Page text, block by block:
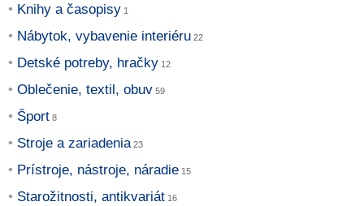
Knihy a časopisy
Nábytok, vybavenie interiéru
Detské potreby, hračky
Oblečenie, textil, obuv
Šport
Stroje a zariadenia
Prístroje, nástroje, náradie
Starožitnosti, antikvariát